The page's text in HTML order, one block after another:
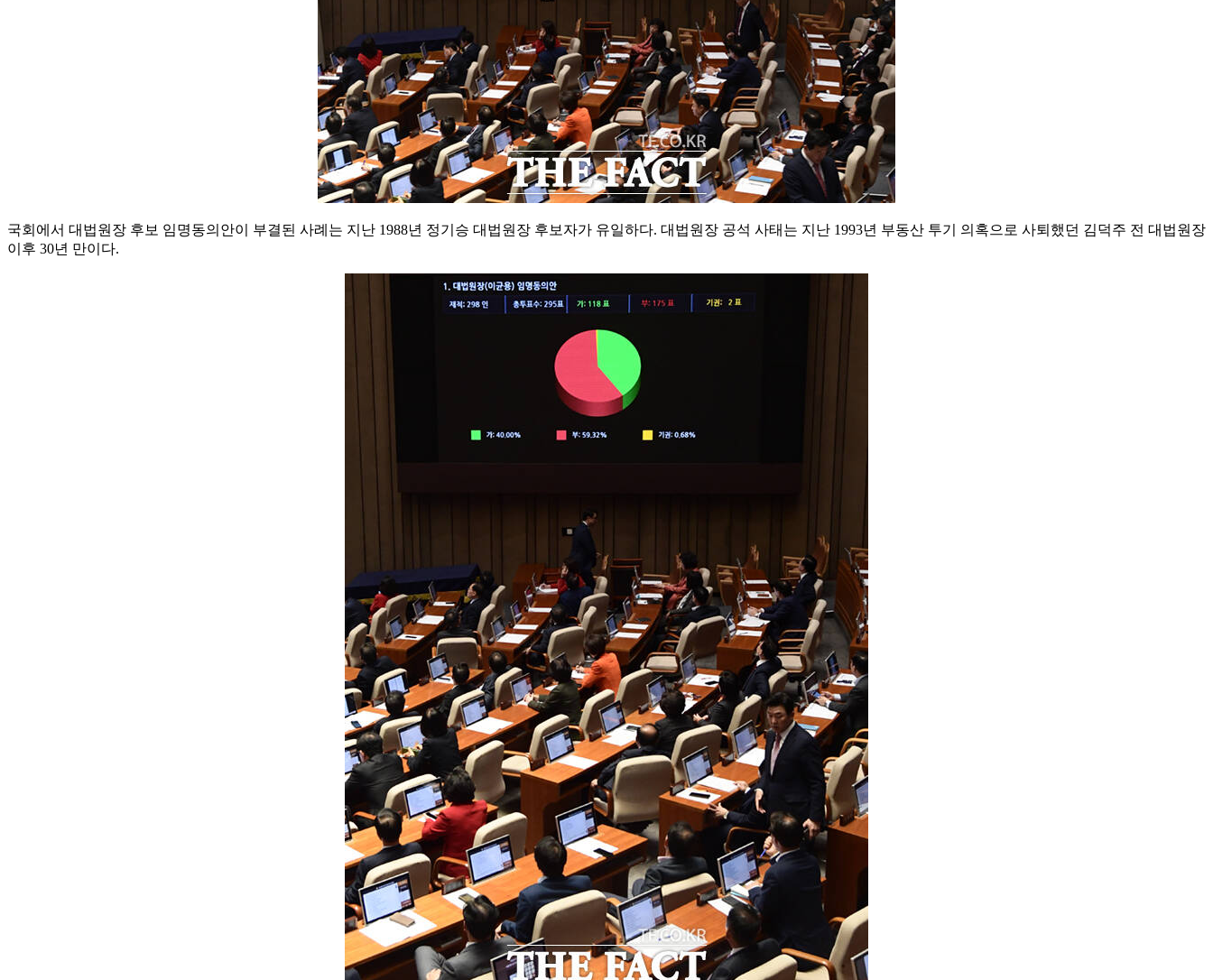
국회에서 대법원장 후보 임명동의안이 부결된 사례는 지난 1988년 정기승 대법원장 후보자가 유일하다. 대법원장 공석 사태는 지난 1993년 부동산 투기 의혹으로 사퇴했던 김덕주 전 대법원장
이후 30년 만이다.